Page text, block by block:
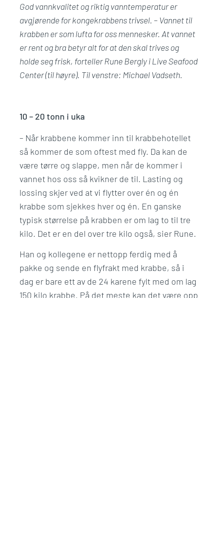
God vannkvalitet og riktig vanntemperatur er
avgjørende for kongekrabbens trivsel. – Vannet til
krabben er som lufta for oss mennesker. At vannet
er rent og bra betyr alt for at den skal trives og
holde seg frisk, forteller Rune Bergly i Live Seafood
Center (til høyre). Til venstre: Michael Vadseth.
10 – 20 tonn i uka
– Når krabbene kommer inn til krabbehotellet
så kommer de som oftest med fly. Da kan de
være tørre og slappe, men når de kommer i
vannet hos oss så kvikner de til. Lasting og
lossing skjer ved at vi flytter over én og én
krabbe som sjekkes hver og én. En ganske
typisk størrelse på krabben er om lag to til tre
kilo. Det er en del over tre kilo også, sier Rune.
Han og kollegene er nettopp ferdig med å
pakke og sende en flyfrakt med krabbe, så i
dag er bare ett av de 24 karene fylt med om lag
150 kilo krabbe. På det meste kan det være opp